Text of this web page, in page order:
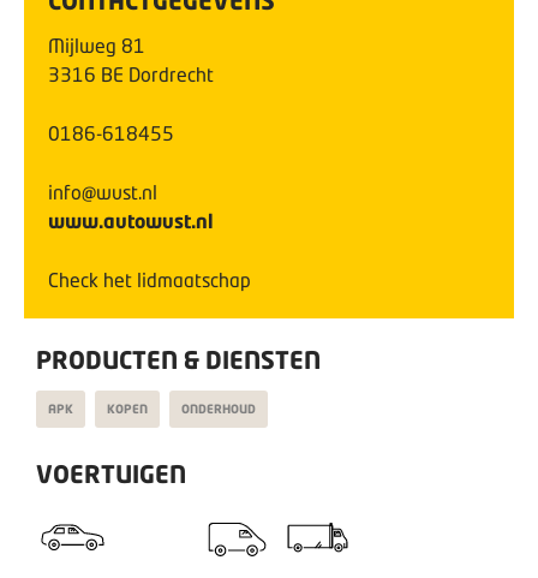
Mijlweg 81
3316 BE Dordrecht
0186-618455
info@wust.nl
www.autowust.nl
Check het lidmaatschap
PRODUCTEN & DIENSTEN
APK KOPEN ONDERHOUD
VOERTUIGEN